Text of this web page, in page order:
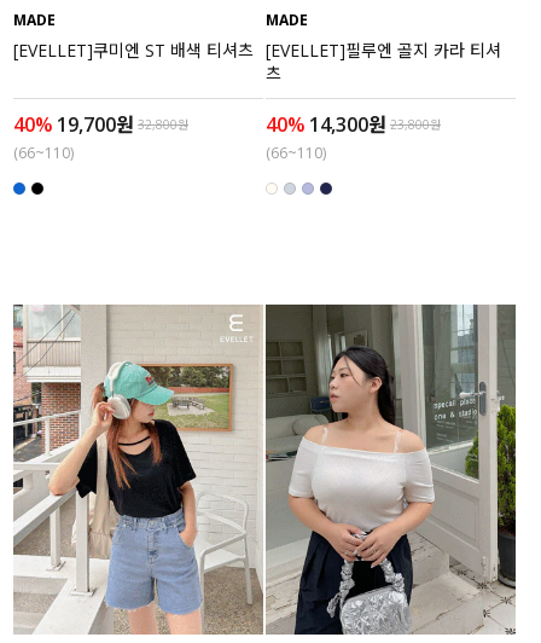
세트할인 ~30%
살안타템
110사이즈
티셔츠
팬츠
셔츠
원피스
니트
액티브
아우터
블라우스
스커트
언더웨어
ACC
MADE
[EVELLET]쿠미엔 ST 배색 티셔츠
40% 19,700원 32,800원
(66~110)
MADE
[EVELLET]필루엔 골지 카라 티셔
츠
40% 14,300원 23,800원
(66~110)